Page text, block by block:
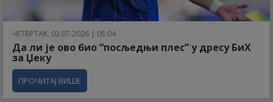
ЧЕТВРТАК, 02.07.2026 | 05:04
Да ли је ово био “посљедњи плес” у дресу БиХ
за Џеку
ПРОЧИТАЈ ВИШЕ